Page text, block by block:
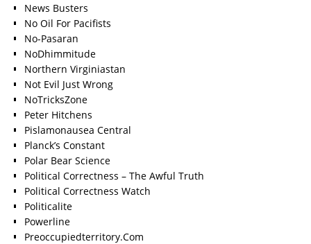
News Busters
No Oil For Pacifists
No-Pasaran
NoDhimmitude
Northern Virginiastan
Not Evil Just Wrong
NoTricksZone
Peter Hitchens
Pislamonausea Central
Planck’s Constant
Polar Bear Science
Political Correctness – The Awful Truth
Political Correctness Watch
Politicalite
Powerline
Preoccupiedterritory.Com